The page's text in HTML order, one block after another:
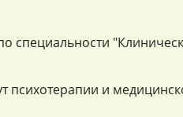
специальности
психотерапии и